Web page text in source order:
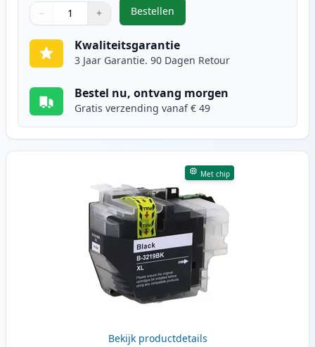
Gebruik de knoppen om aan te passen
− +
1
Bestellen
,Brother LC3217Y inktcartridge
Kwaliteitsgarantie
3 Jaar Garantie. 90 Dagen Retour
Bestel nu, ontvang morgen
Gratis verzending vanaf € 49
Met chip
Bekijk productdetails